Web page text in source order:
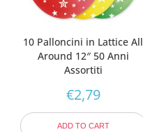
10 Palloncini in Lattice All
Around 12″ 50 Anni
Assortiti
€2,79
ADD TO CART